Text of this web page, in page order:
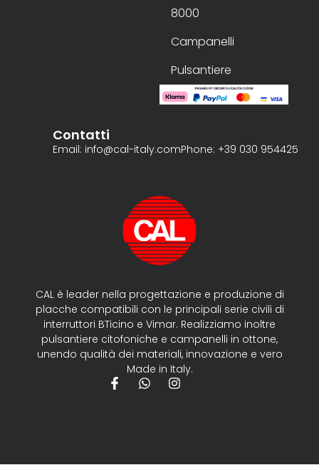
CAL è leader nella progettazione e produzione di
placche compatibili con le principali serie civili di
interruttori BTicino e Vimar. Realizziamo inoltre
pulsantiere citofoniche e campanelli in ottone,
unendo qualità dei materiali, innovazione e vero
Made in Italy.
8000
Campanelli
Pulsantiere
Contatti
Email: info@cal-italy.comPhone: +39 030 954425